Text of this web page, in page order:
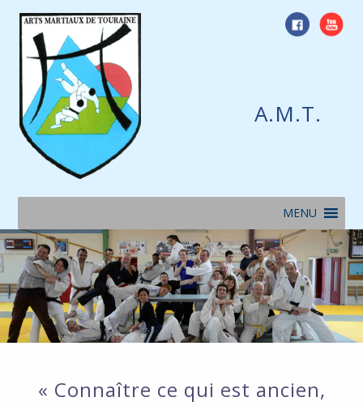
Skip
content
A.M.T.
MENU
« Connaître ce qui est ancien,